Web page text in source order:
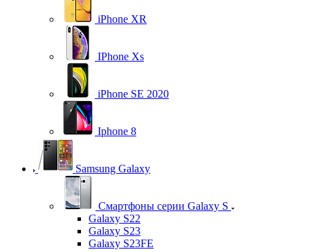
iPhone XR
IPhone Xs
iPhone SE 2020
Iphone 8
Samsung Galaxy
Смартфоны серии Galaxy S
Galaxy S22
Galaxy S23
Galaxy S23FE